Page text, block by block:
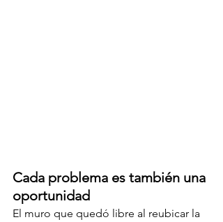
Cada problema es también una
oportunidad
El muro que quedó libre al reubicar la